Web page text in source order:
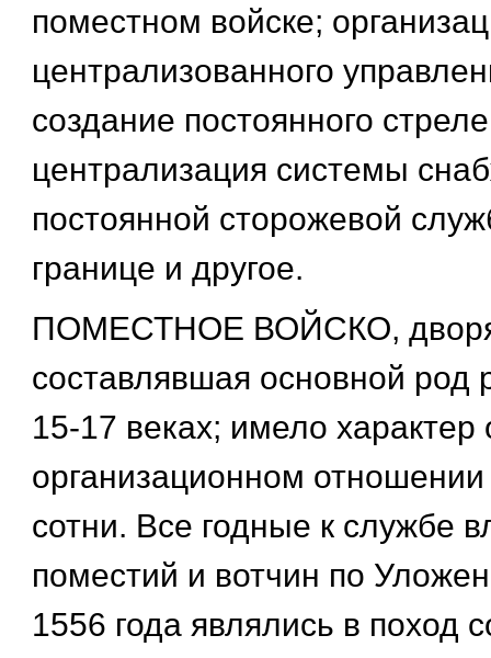
поместном войске;
централизованного
создание постоянного
централизация системы
постоянной сторожевой
границе и другое.
ПОМЕСТНОЕ ВОЙСКО,
составлявшая основной род
15-17 веках; имело характер
организационном
сотни. Все годные к службе
поместий и вотчин по
1556 года являлись в поход